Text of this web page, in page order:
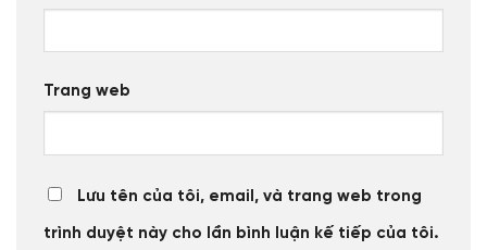
Trang web
Lưu tên của tôi, email, và trang web trong
trình duyệt này cho lần bình luận kế tiếp của tôi.